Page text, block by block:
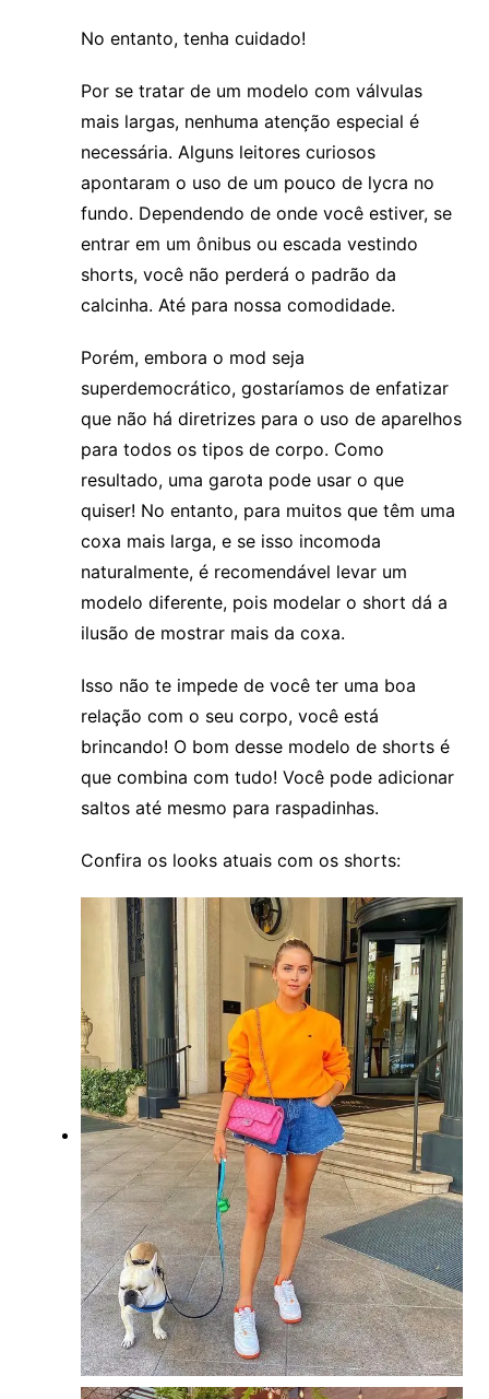
No entanto, tenha cuidado!
Por se tratar de um modelo com válvulas
mais largas, nenhuma atenção especial é
necessária. Alguns leitores curiosos
apontaram o uso de um pouco de lycra no
fundo. Dependendo de onde você estiver, se
entrar em um ônibus ou escada vestindo
shorts, você não perderá o padrão da
calcinha. Até para nossa comodidade.
Porém, embora o mod seja
superdemocrático, gostaríamos de enfatizar
que não há diretrizes para o uso de aparelhos
para todos os tipos de corpo. Como
resultado, uma garota pode usar o que
quiser! No entanto, para muitos que têm uma
coxa mais larga, e se isso incomoda
naturalmente, é recomendável levar um
modelo diferente, pois modelar o short dá a
ilusão de mostrar mais da coxa.
Isso não te impede de você ter uma boa
relação com o seu corpo, você está
brincando! O bom desse modelo de shorts é
que combina com tudo! Você pode adicionar
saltos até mesmo para raspadinhas.
Confira os looks atuais com os shorts: